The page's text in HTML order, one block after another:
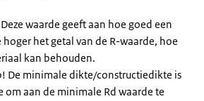
Deze waarde geeft aan hoe goed een
het getal van de R-waarde, hoe
kan behouden.
De minimale dikte/constructiedikte is
om aan de minimale Rd waarde te